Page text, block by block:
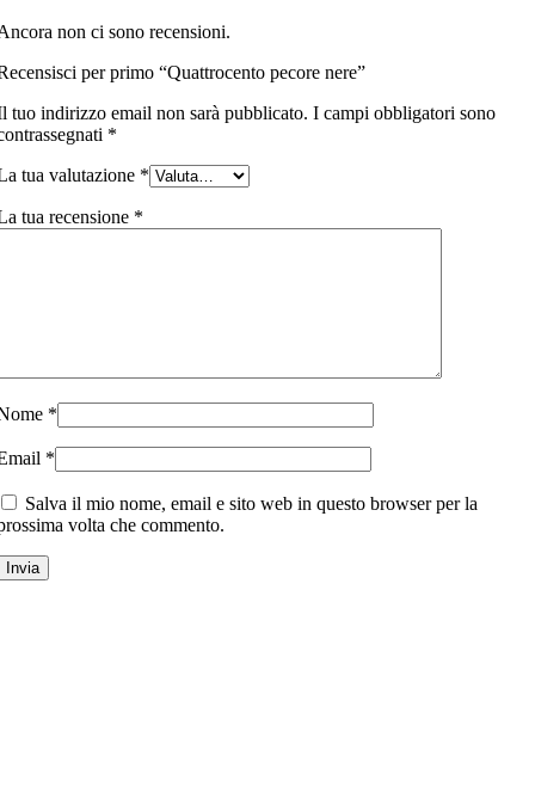
non ci sono recensioni.
per primo “Quattrocento pecore nere”
tuo indirizzo email non sarà pubblicato. I campi obbligatori sono
*
tua valutazione *
tua recensione *
*
*
Salva il mio nome, email e sito web in questo browser per la
volta che commento.